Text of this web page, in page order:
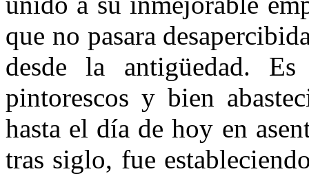
que no pasara
desde la antigüedad.
pintorescos y bien
hasta el día de hoy en
tras siglo, fue